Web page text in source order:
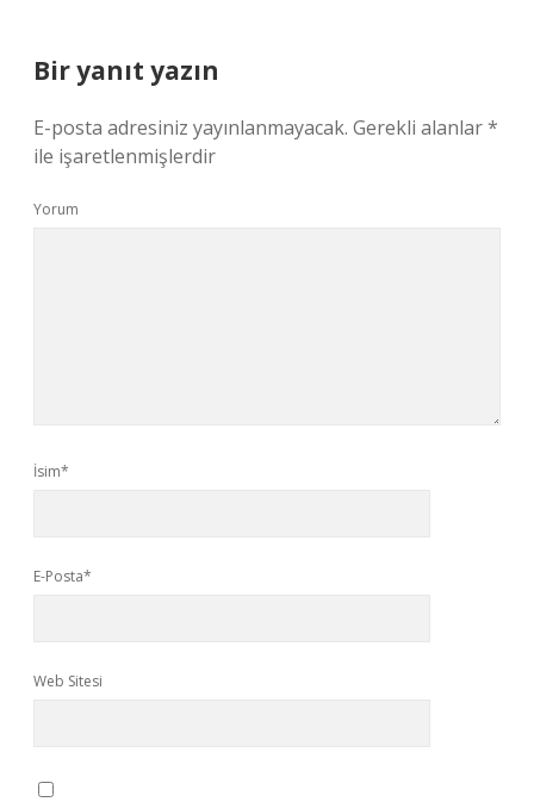
Bir yanıt yazın
E-posta adresiniz yayınlanmayacak. Gerekli alanlar*
ile işaretlenmişlerdir
Yorum
İsim*
E-Posta*
Web Sitesi